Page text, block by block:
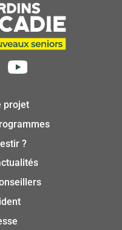
projet
?